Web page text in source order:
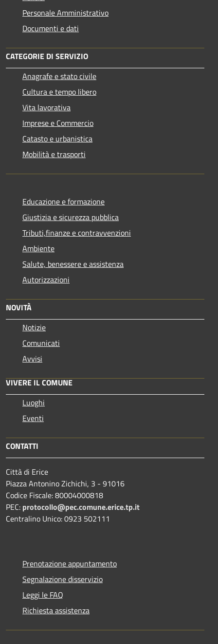
Personale Amministrativo
Documenti e dati
CATEGORIE DI SERVIZIO
Anagrafe e stato civile
Cultura e tempo libero
Vita lavorativa
Imprese e Commercio
Catasto e urbanistica
Mobilità e trasporti
Educazione e formazione
Giustizia e sicurezza pubblica
Tributi,finanze e contravvenzioni
Ambiente
Salute, benessere e assistenza
Autorizzazioni
NOVITÀ
Notizie
Comunicati
Avvisi
VIVERE IL COMUNE
Luoghi
Eventi
CONTATTI
Città di Erice
Piazza Antonino Zichichi, 3 - 91016
Codice Fiscale: 80004000818
PEC: protocollo@pec.comune.erice.tp.it
Centralino Unico: 0923 502111
Prenotazione appuntamento
Segnalazione disservizio
Leggi le FAQ
Richiesta assistenza